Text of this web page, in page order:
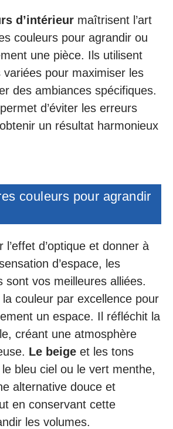
d’intérieur maîtrisent l’art
couleurs pour agrandir ou
une pièce. Ils utilisent
variées pour maximiser les
des ambiances spécifiques.
d’éviter les erreurs
un résultat harmonieux
couleurs pour agrandir
l’effet d’optique et donner à
d’espace, les
sont vos meilleures alliées.
la couleur par excellence pour
un espace. Il réfléchit la
créant une atmosphère
Le beige et les tons
bleu ciel ou le vert menthe,
alternative douce et
en conservant cette
les volumes.